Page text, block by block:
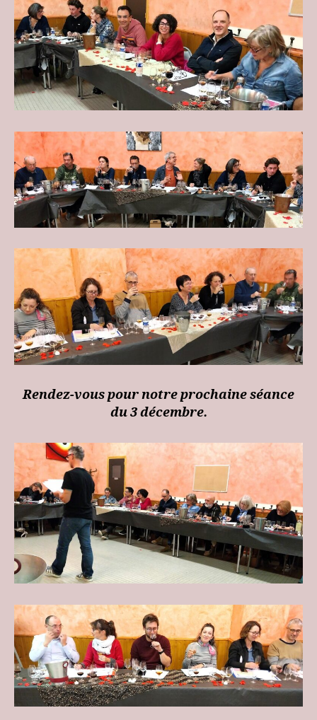
Rendez-vous pour notre prochaine séance
du 3 décembre.